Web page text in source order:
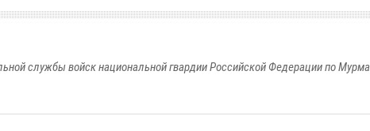
службы войск национальной гвардии Российской Федерации по